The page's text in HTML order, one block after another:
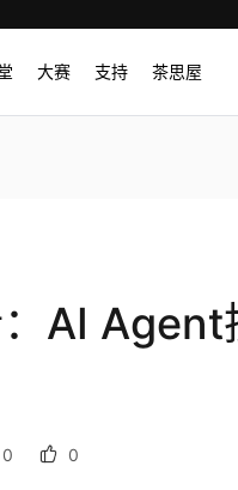
大赛 支持 茶思屋
AI Agent
0 0